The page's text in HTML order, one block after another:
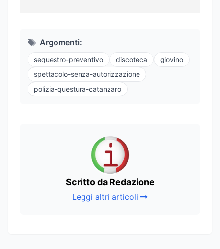
Argomenti:
sequestro-preventivo discoteca
giovino
spettacolo-senza-autorizzazione
polizia-questura-catanzaro
Scritto da Redazione
Leggi altri articoli